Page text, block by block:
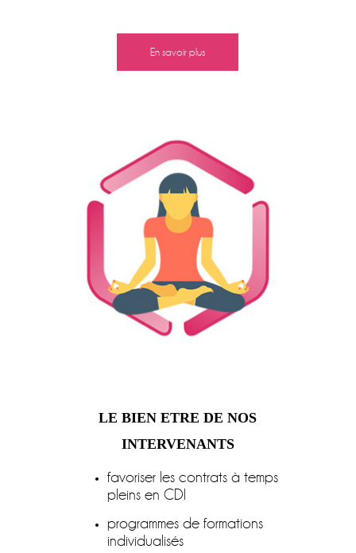
LE BIEN ETRE DE NOS
INTERVENANTS
favoriser les contrats à temps
pleins en CDI
programmes de formations
individualisés